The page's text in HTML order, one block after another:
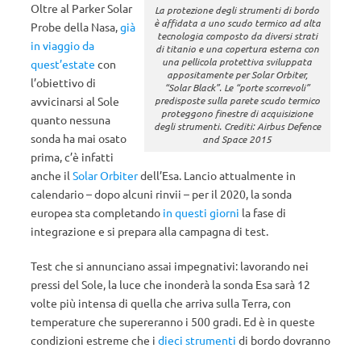
La protezione degli strumenti di bordo
è affidata a uno scudo termico ad alta
tecnologia composto da diversi strati
di titanio e una copertura esterna con
una pellicola protettiva sviluppata
appositamente per Solar Orbiter,
“Solar Black”. Le “porte scorrevoli”
predisposte sulla parete scudo termico
proteggono finestre di acquisizione
degli strumenti. Crediti: Airbus Defence
and Space 2015
Oltre al Parker Solar
Probe della Nasa,già
in viaggio da
quest’estate con
l’obiettivo di
avvicinarsi al Sole
quanto nessuna
sonda ha mai osato
prima, c’è infatti
anche il Solar Orbiterdell’Esa. Lancio attualmente in
calendario – dopo alcuni rinvii – per il 2020, la sonda
europea sta completando in questi giorni la fase di
integrazione e si prepara alla campagna di test.
Test che si annunciano assai impegnativi: lavorando nei
pressi del Sole, la luce che inonderà la sonda Esa sarà 12
volte più intensa di quella che arriva sulla Terra, con
temperature che supereranno i 500 gradi. Ed è in queste
condizioni estreme che i dieci strumenti di bordo dovranno